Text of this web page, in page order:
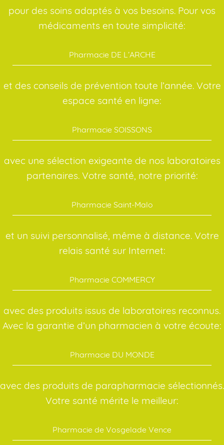
pour des soins adaptés à vos besoins. Pour vos
médicaments en toute simplicité:
Pharmacie DE L’ARCHE
et des conseils de prévention toute l’année. Votre
espace santé en ligne:
Pharmacie SOISSONS
avec une sélection exigeante de nos laboratoires
partenaires. Votre santé, notre priorité:
Pharmacie Saint-Malo
et un suivi personnalisé, même à distance. Votre
relais santé sur Internet:
Pharmacie COMMERCY
avec des produits issus de laboratoires reconnus.
Avec la garantie d’un pharmacien à votre écoute:
Pharmacie DU MONDE
avec des produits de parapharmacie sélectionnés.
Votre santé mérite le meilleur:
Pharmacie de Vosgelade Vence